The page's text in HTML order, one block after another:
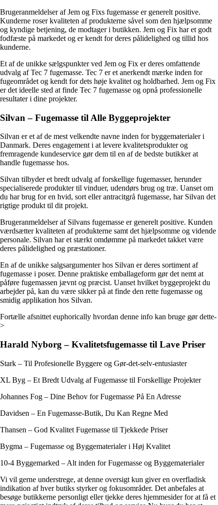
Brugeranmeldelser af Jem og Fixs fugemasse er generelt positive.
Kunderne roser kvaliteten af produkterne såvel som den hjælpsomme
og kyndige betjening, de modtager i butikken. Jem og Fix har et godt
fodfæste på markedet og er kendt for deres pålidelighed og tillid hos
kunderne.
Et af de unikke sælgspunkter ved Jem og Fix er deres omfattende
udvalg af Tec 7 fugemasse. Tec 7 er et anerkendt mærke inden for
fugeområdet og kendt for dets høje kvalitet og holdbarhed. Jem og Fix
er det ideelle sted at finde Tec 7 fugemasse og opnå professionelle
resultater i dine projekter.
Silvan – Fugemasse til Alle Byggeprojekter
Silvan er et af de mest velkendte navne inden for byggematerialer i
Danmark. Deres engagement i at levere kvalitetsprodukter og
fremragende kundeservice gør dem til en af de bedste butikker at
handle fugemasse hos.
Silvan tilbyder et bredt udvalg af forskellige fugemasser, herunder
specialiserede produkter til vinduer, udendørs brug og træ. Uanset om
du har brug for en hvid, sort eller antracitgrå fugemasse, har Silvan det
rigtige produkt til dit projekt.
Brugeranmeldelser af Silvans fugemasse er generelt positive. Kunden
værdsætter kvaliteten af produkterne samt det hjælpsomme og vidende
personale. Silvan har et stærkt omdømme på markedet takket være
deres pålidelighed og præstationer.
En af de unikke salgsargumenter hos Silvan er deres sortiment af
fugemasse i poser. Denne praktiske emballageform gør det nemt at
påføre fugemassen jævnt og præcist. Uanset hvilket byggeprojekt du
arbejder på, kan du være sikker på at finde den rette fugemasse og
smidig applikation hos Silvan.
Fortælle afsnittet euphorically hvordan denne info kan bruge gør dette-
>
Harald Nyborg – Kvalitetsfugemasse til Lave Priser
Stark – Til Profesionelle Byggere og Gør-det-selv-entusiaster
XL Byg – Et Bredt Udvalg af Fugemasse til Forskellige Projekter
Johannes Fog – Dine Behov for Fugemasse På En Adresse
Davidsen – En Fugemasse-Butik, Du Kan Regne Med
Thansen – God Kvalitet Fugemasse til Tjekkede Priser
Bygma – Fugemasse og Byggematerialer i Høj Kvalitet
10-4 Byggemarked – Alt inden for Fugemasse og Byggematerialer
Vi vil gerne understrege, at denne oversigt kun giver en overfladisk
indikation af hver butiks styrker og fokusområder. Det anbefales at
besøge butikkerne personligt eller tjekke deres hjemmesider for at få et